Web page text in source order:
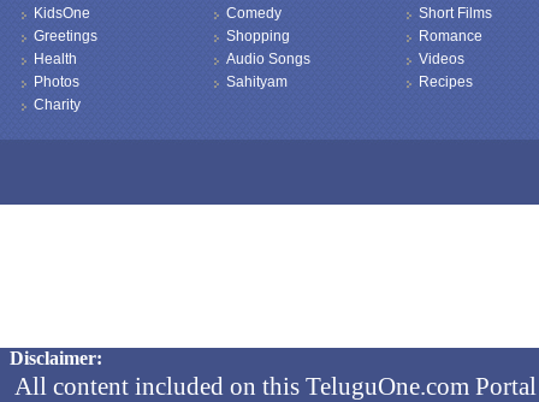
KidsOne
Greetings
Health
Photos
Charity
Comedy
Shopping
Audio Songs
Sahityam
Short Films
Romance
Videos
Recipes
Disclaimer:
All content included on this TeluguOne.com